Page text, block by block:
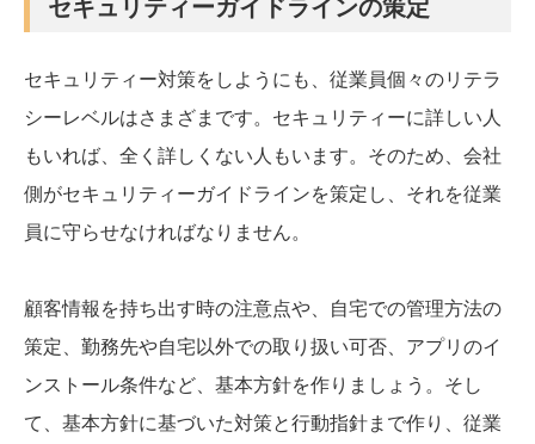
セキュリティーガイドラインの策定
セキュリティー対策をしようにも、従業員個々のリテラ
シーレベルはさまざまです。セキュリティーに詳しい人
もいれば、全く詳しくない人もいます。そのため、会社
側がセキュリティーガイドラインを策定し、それを従業
員に守らせなければなりません。
顧客情報を持ち出す時の注意点や、自宅での管理方法の
策定、勤務先や自宅以外での取り扱い可否、アプリのイ
ンストール条件など、基本方針を作りましょう。そし
て、基本方針に基づいた対策と行動指針まで作り、従業